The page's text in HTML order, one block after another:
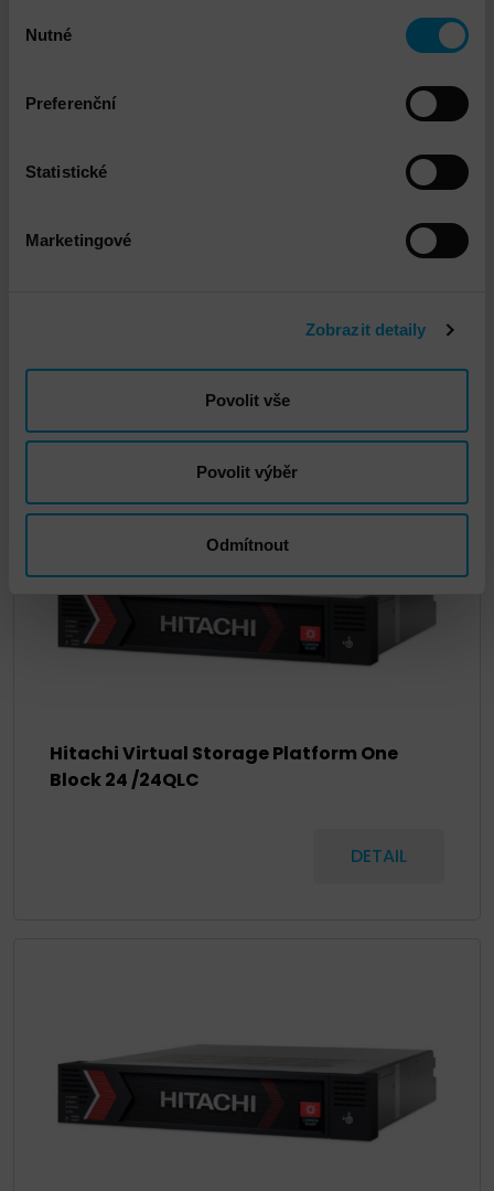
souhlasu
Nutné
Preferenční
Statistické
Marketingové
Zobrazit detaily
Povolit vše
Povolit výběr
Odmítnout
Hitachi Virtual Storage Platform One
Block 24 /24QLC
DETAIL